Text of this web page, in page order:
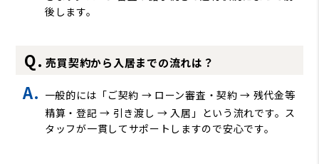
後します。
売買契約から入居までの流れは？
一般的には「ご契約 → ローン審査・契約 → 残代金等
精算・登記 → 引き渡し → 入居」という流れです。ス
タッフが一貫してサポートしますので安心です。